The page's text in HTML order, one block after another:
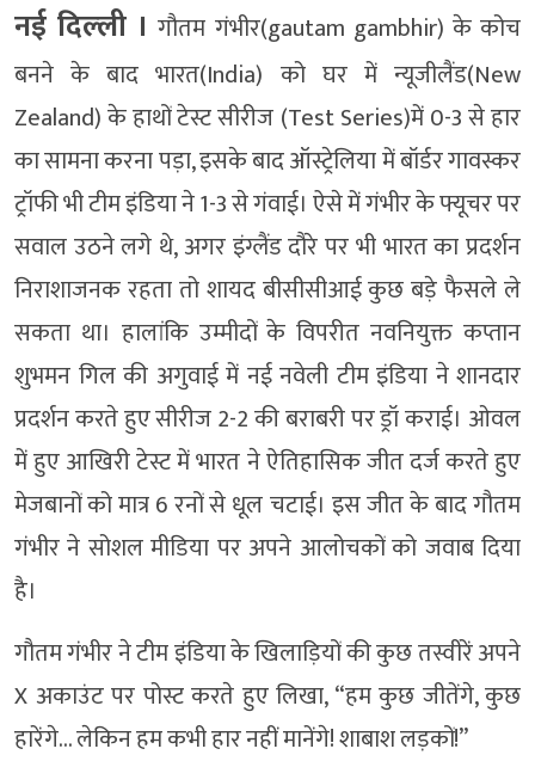
नई दिल्‍ली । गौतम गंभीर(gautam gambhir) के कोच
बनने के बाद भारत(India) को घर में न्यूजीलैंड(New
Zealand) के हाथों टेस्ट सीरीज (Test Series)में 0-3 से हार
का सामना करना पड़ा, इसके बाद ऑस्ट्रेलिया में बॉर्डर गावस्कर
ट्रॉफी भी टीम इंडिया ने 1-3 से गंवाई। ऐसे में गंभीर के फ्यूचर पर
सवाल उठने लगे थे, अगर इंग्लैंड दौरे पर भी भारत का प्रदर्शन
निराशाजनक रहता तो शायद बीसीसीआई कुछ बड़े फैसले ले
सकता था। हालांकि उम्मीदों के विपरीत नवनियुक्त कप्तान
शुभमन गिल की अगुवाई में नई नवेली टीम इंडिया ने शानदार
प्रदर्शन करते हुए सीरीज 2-2 की बराबरी पर ड्रॉ कराई। ओवल
में हुए आखिरी टेस्ट में भारत ने ऐतिहासिक जीत दर्ज करते हुए
मेजबानों को मात्र 6 रनों से धूल चटाई। इस जीत के बाद गौतम
गंभीर ने सोशल मीडिया पर अपने आलोचकों को जवाब दिया
है।
गौतम गंभीर ने टीम इंडिया के खिलाड़ियों की कुछ तस्वीरें अपने
X अकाउंट पर पोस्ट करते हुए लिखा, “हम कुछ जीतेंगे, कुछ
हारेंगे… लेकिन हम कभी हार नहीं मानेंगे! शाबाश लड़कों!”